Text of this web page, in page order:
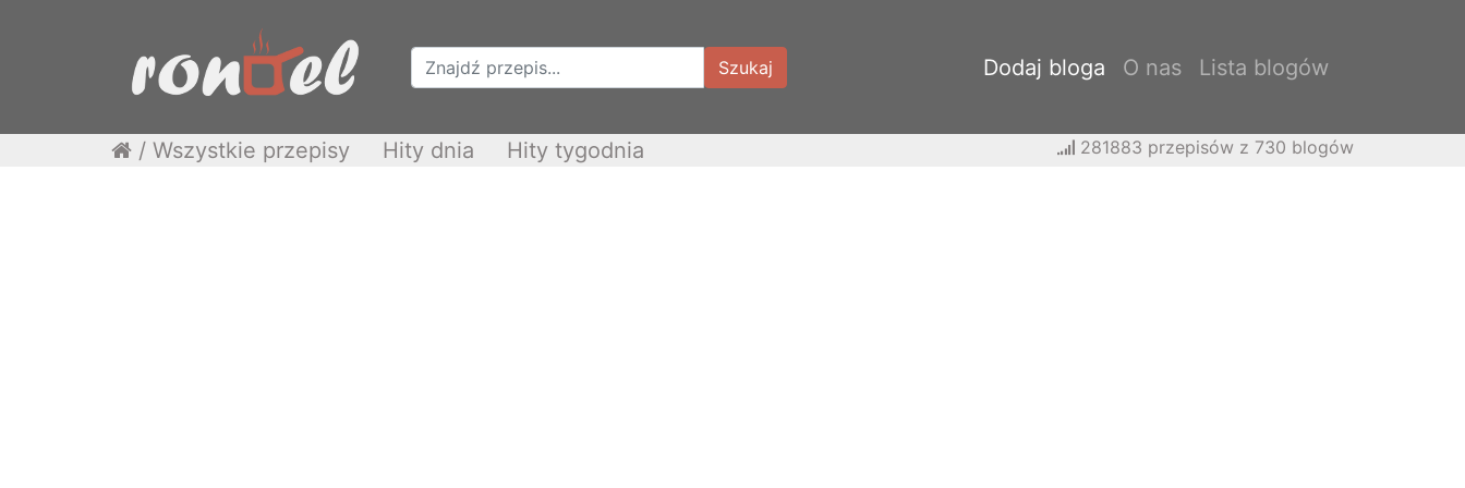
Szukaj Dodaj bloga O nas Lista blogów
/ Wszystkie przepisy Hity dnia Hity tygodnia 281883 przepisów z 730 blogów